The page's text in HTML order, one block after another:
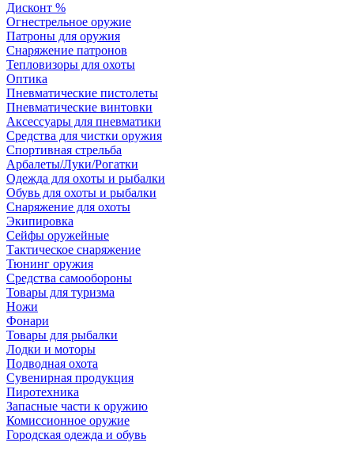
Дисконт %
Огнестрельное оружие
Патроны для оружия
Снаряжение патронов
Тепловизоры для охоты
Оптика
Пневматические пистолеты
Пневматические винтовки
Аксессуары для пневматики
Средства для чистки оружия
Спортивная стрельба
Арбалеты/Луки/Рогатки
Одежда для охоты и рыбалки
Обувь для охоты и рыбалки
Снаряжение для охоты
Экипировка
Сейфы оружейные
Тактическое снаряжение
Тюнинг оружия
Средства самообороны
Товары для туризма
Ножи
Фонари
Товары для рыбалки
Лодки и моторы
Подводная охота
Сувенирная продукция
Пиротехника
Запасные части к оружию
Комиссионное оружие
Городская одежда и обувь